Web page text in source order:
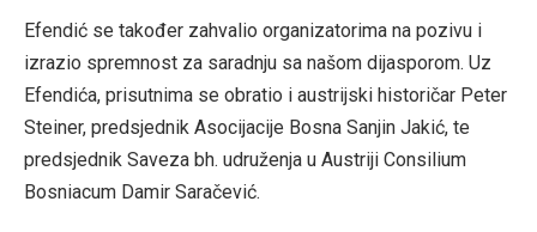
Efendić se također zahvalio organizatorima na pozivu i
izrazio spremnost za saradnju sa našom dijasporom. Uz
Efendića, prisutnima se obratio i austrijski historičar Peter
Steiner, predsjednik Asocijacije Bosna Sanjin Jakić, te
predsjednik Saveza bh. udruženja u Austriji Consilium
Bosniacum Damir Saračević.